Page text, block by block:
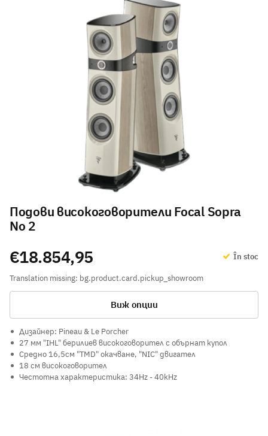
Подови високоговорители Focal Sopra
No 2
În stoc
Translation missing: bg.product.card.pickup_showroom
€18.854,95
Виж опции
Дизайнер: Pineau & Le Porcher
27 мм "IHL" берилиев високоговорител с обърнат купол
Средно 16,5см "TMD" окачване, "NIC" двигател
18 см високоговорител
Честотна характеристика: 34Hz - 40kHz